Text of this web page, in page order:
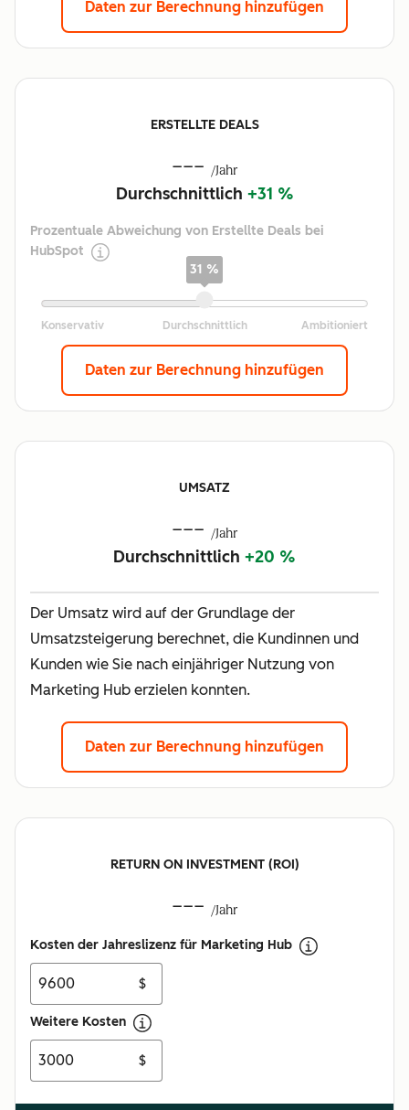
Daten zur Berechnung hinzufügen
ERSTELLTE DEALS
--- /Jahr
Durchschnittlich +31 %
Prozentuale Abweichung von Erstellte Deals bei
HubSpot
31 %
Daten zur Berechnung hinzufügen
UMSATZ
--- /Jahr
Durchschnittlich +20 %
Der Umsatz wird auf der Grundlage der
Umsatzsteigerung berechnet, die Kundinnen und
Kunden wie Sie nach einjähriger Nutzung von
Marketing Hub erzielen konnten.
Daten zur Berechnung hinzufügen
RETURN ON INVESTMENT (ROI)
--- /Jahr
Kosten der Jahreslizenz für Marketing Hub
$
Weitere Kosten
$